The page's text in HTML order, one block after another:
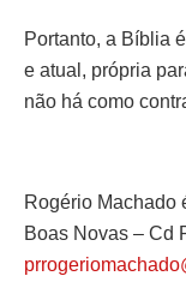
Portanto, a Bíblia
e atual, própria
não há como
Rogério Machado
Boas Novas – Cd